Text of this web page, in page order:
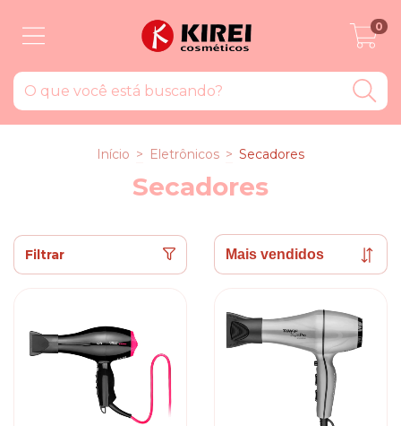
0
Início > Eletrônicos > Secadores
Secadores
Filtrar